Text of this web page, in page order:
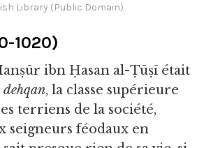
Library (Public Domain)
1020)
ibn Ḥasan al-Ṭūṣī était
dehqan, la classe supérieure
terriens de la société,
seigneurs féodaux en